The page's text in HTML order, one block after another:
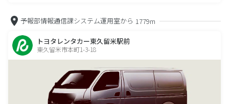
予報部情報通信課システム運用室から 1779m
トヨタレンタカー東久留米駅前
東久留米市本町1-3-18